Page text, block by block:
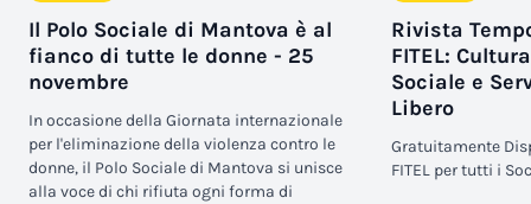
Il Polo Sociale di Mantova è al
fianco di tutte le donne - 25
novembre
In occasione della Giornata internazionale
per l'eliminazione della violenza contro le
donne, il Polo Sociale di Mantova si unisce
alla voce di chi rifiuta ogni forma di
Rivista
FITEL:
Sociale e
Libero
Gratuitamente
FITEL per tutti i